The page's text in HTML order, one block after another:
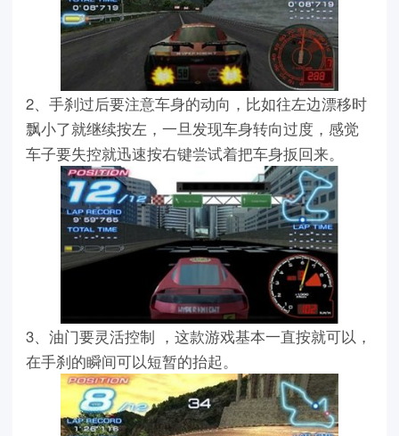
2、手刹过后要注意车身的动向，比如往左边漂移时
飘小了就继续按左，一旦发现车身转向过度，感觉
车子要失控就迅速按右键尝试着把车身扳回来。
3、油门要灵活控制 ，这款游戏基本一直按就可以，
在手刹的瞬间可以短暂的抬起。